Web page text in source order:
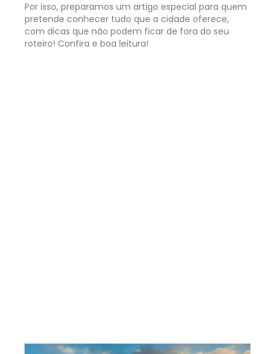
Por isso, preparamos um artigo especial para quem
pretende conhecer tudo que a cidade oferece,
com dicas que não podem ficar de fora do seu
roteiro! Confira e boa leitura!